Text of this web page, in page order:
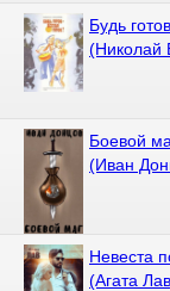
Будь
(Николай
Боевой
(Иван
Невеста
(Агата